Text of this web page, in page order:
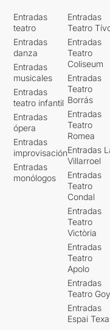
Entradas
teatro
Entradas
danza
Entradas
musicales
Entradas
teatro infantil
Entradas
ópera
Entradas
improvisación
Entradas
monólogos
Entradas
Teatro
Entradas
Teatro
Coliseum
Entradas
Teatro
Borrás
Entradas
Teatro
Romea
Entradas
Villarroel
Entradas
Teatro
Condal
Entradas
Teatro
Victòria
Entradas
Teatro
Apolo
Entradas
Teatro
Entradas
Espai